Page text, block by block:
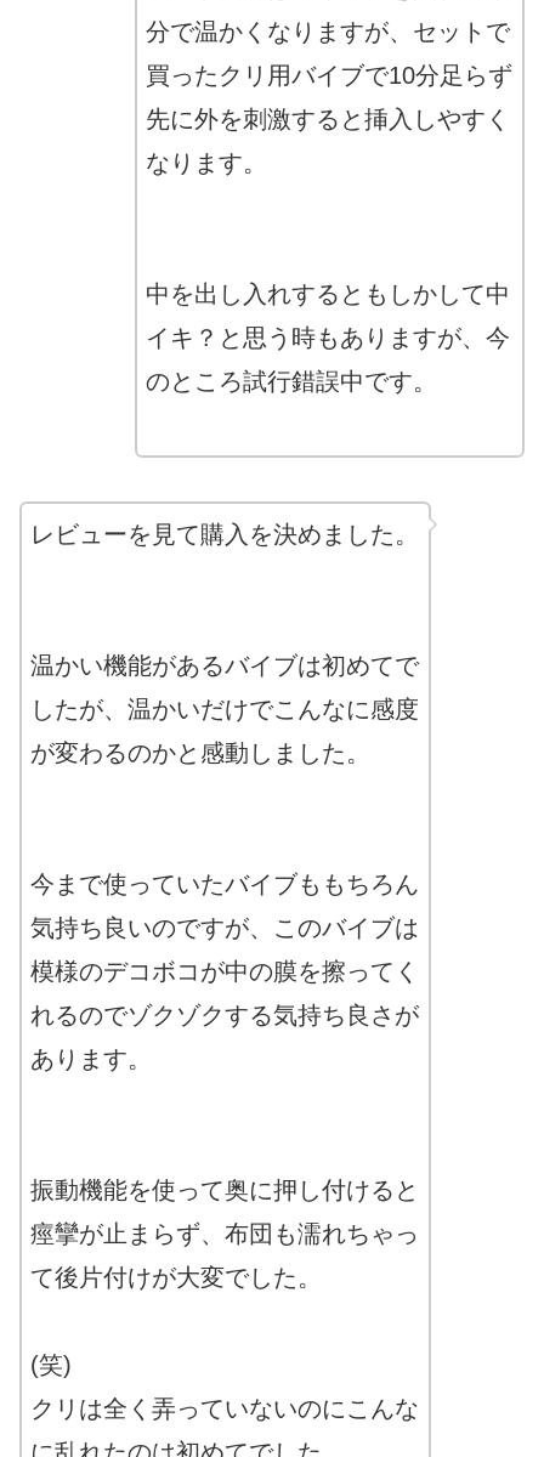
分で温かくなりますが、セットで
買ったクリ用バイブで10分足らず
先に外を刺激すると挿入しやすく
なります。
中を出し入れするともしかして中
イキ？と思う時もありますが、今
のところ試行錯誤中です。
レビューを見て購入を決めました。
温かい機能があるバイブは初めてで
したが、温かいだけでこんなに感度
が変わるのかと感動しました。
今まで使っていたバイブももちろん
気持ち良いのですが、このバイブは
模様のデコボコが中の膜を擦ってく
れるのでゾクゾクする気持ち良さが
あります。
振動機能を使って奥に押し付けると
痙攣が止まらず、布団も濡れちゃっ
て後片付けが大変でした。
(笑)
クリは全く弄っていないのにこんな